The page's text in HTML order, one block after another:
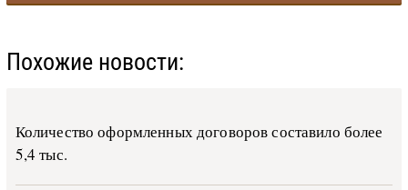
Похожие новости:
Количество оформленных договоров составило более
5,4 тыс.